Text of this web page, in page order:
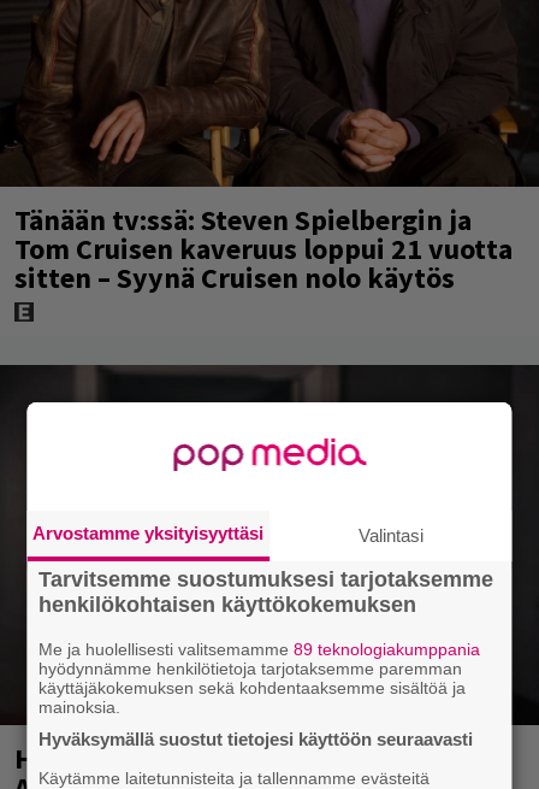
Tänään tv:ssä: Steven Spielbergin ja
Tom Cruisen kaveruus loppui 21 vuotta
sitten – Syynä Cruisen nolo käytös
Huomenna se ilmestyy – CMX:stä tutun
Arvostamme yksityisyyttäsi Valintasi
Tarvitsemme suostumuksesi tarjotaksemme
henkilökohtaisen käyttökokemuksen
Me ja huolellisesti valitsemamme89 teknologiakumppania
hyödynnämme henkilötietoja tarjotaksemme paremman
käyttäjäkokemuksen sekä kohdentaaksemme sisältöä ja
mainoksia.
Hyväksymällä suostut tietojesi käyttöön seuraavasti
Käytämme laitetunnisteita ja tallennamme evästeitä